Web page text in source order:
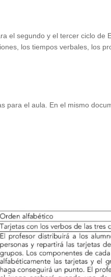
el segundo y el tercer ciclo de
los tiempos verbales, los
para el aula. En el mismo